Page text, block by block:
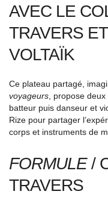
AVEC LE
TRAVERS
VOLTAÏK
Ce plateau partagé,
voyageurs , propose
batteur puis danseur et
Rize pour partager
corps et instruments de
FORMULE/
TRAVERS